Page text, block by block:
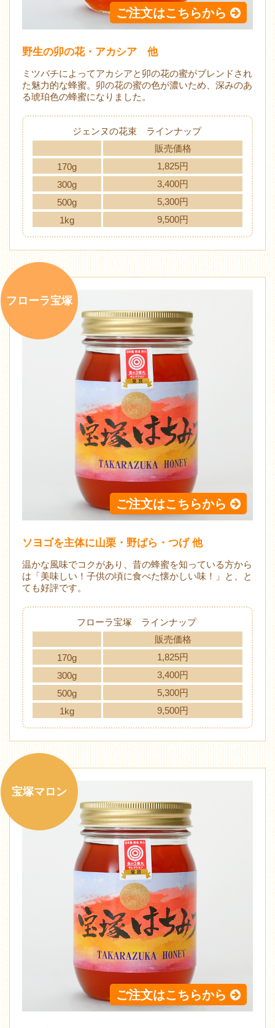
ご注文はこちらから
野生の卯の花・アカシア 他
ミツバチによってアカシアと卯の花の蜜がブレンドされ
た魅力的な蜂蜜。卯の花の蜜の色が濃いため、深みのあ
る琥珀色の蜂蜜になりました。
ジェンヌの花束 ラインナップ
販売価格
170g
1,825円
300g
3,400円
500g
5,300円
1kg
9,500円
フローラ宝塚
ご注文はこちらから
ソヨゴを主体に山栗・野ばら・つげ 他
温かな風味でコクがあり、昔の蜂蜜を知っている方から
は「美味しい！子供の頃に食べた懐かしい味！」と、と
ても好評です。
フローラ宝塚 ラインナップ
販売価格
170g
1,825円
300g
3,400円
500g
5,300円
1kg
9,500円
宝塚マロン
ご注文はこちらから